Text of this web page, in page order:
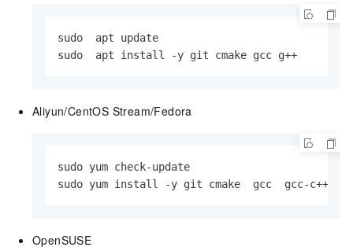
sudo  apt update
sudo  apt install -y git cmake gcc g++
Aliyun/CentOS Stream/Fedora
sudo yum check-update
sudo yum install -y git cmake  gcc  gcc-c++
OpenSUSE